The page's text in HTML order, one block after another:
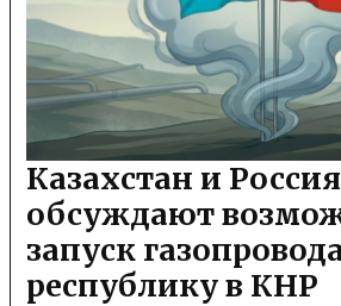
Казахстан и Россия
обсуждают
запуск
республику в КНР